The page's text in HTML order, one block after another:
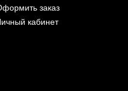
заказ
кабинет